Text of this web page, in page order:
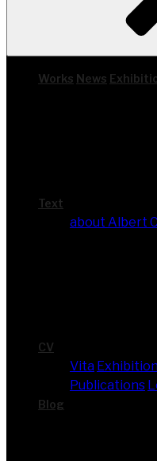
Works News
Text
about Albert
CV
Vita
Publi­ca­ti­ons
Blog